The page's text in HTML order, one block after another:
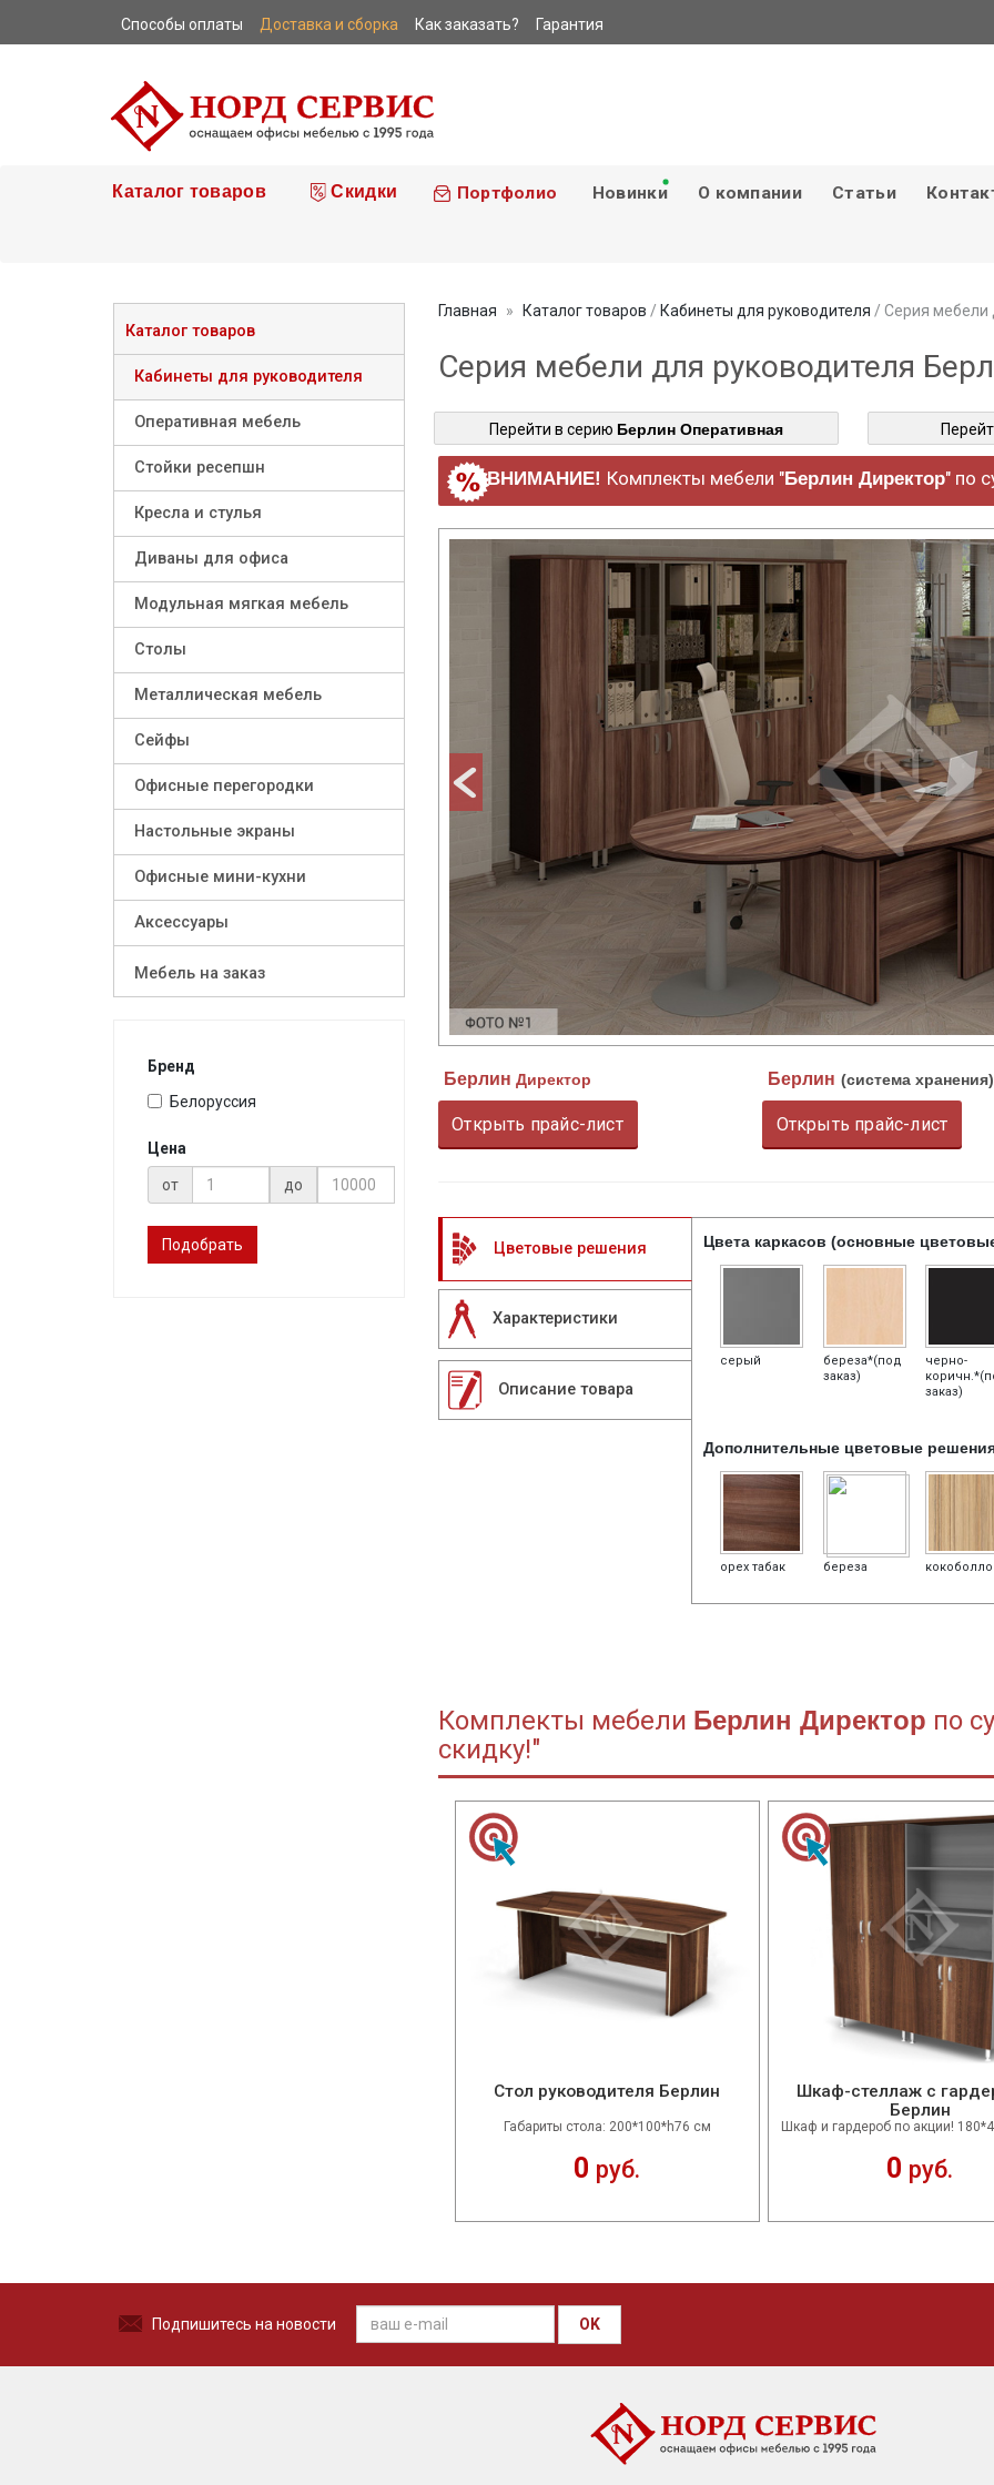
Способы оплаты Доставка и сборка Как заказать? Гарантия
Каталог товаров Скидки Портфолио Новинки О компании Статьи
Каталог товаров
Кабинеты для руководителя
Оперативная мебель
Стойки ресепшн
Кресла и стулья
Диваны для офиса
Модульная мягкая мебель
Столы
Металлическая мебель
Сейфы
Офисные перегородки
Настольные экраны
Офисные мини-кухни
Аксессуары
Мебель на заказ
Бренд
Белоруссия
Цена
от до
Подобрать
Главная Каталог товаров / Кабинеты для руководителя / Серия мебели
Серия мебели для руководителя
Перейти в серию Берлин Оперативная
ВНИМАНИЕ! Комплекты мебели "Берлин Директор" по
prev
Берлин Директор
Открыть прайс-лист
Берлин (система хранения)
Открыть прайс-лист
Цветовые решения
Характеристики
Описание товара
Цвета каркасов (основные
серый
береза*(под
заказ)
черно-
заказ)
Дополнительные цветовые
орех табак береза кокоболло
Комплекты мебели Берлин Директор по
скидку!"
Стол руководителя Берлин
Габариты стола: 200*100*h76 см
0 руб.
Шкаф-стеллаж с
Берлин
Шкаф и гардероб по акции!
0 руб.
Подпишитесь на новости OK